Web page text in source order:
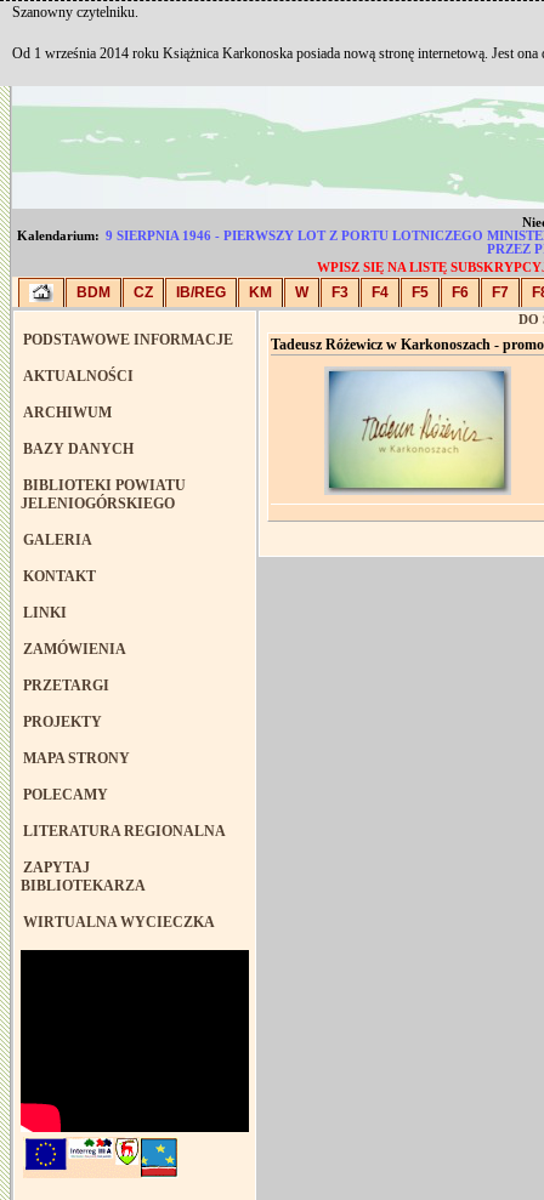
Kalendarium: 9 SIERPNIA 1946 - PIERWSZY LOT Z PORTU LOTNICZEGO
PRZEZ
WPISZ SIĘ NA LISTĘ
BDM CZ IB/REG KM W F3 F4 F5 F6 F7
PODSTAWOWE INFORMACJE
AKTUALNOŚCI
ARCHIWUM
BAZY DANYCH
BIBLIOTEKI POWIATU
JELENIOGÓRSKIEGO
GALERIA
KONTAKT
LINKI
ZAMÓWIENIA
PRZETARGI
PROJEKTY
MAPA STRONY
POLECAMY
LITERATURA REGIONALNA
ZAPYTAJ
BIBLIOTEKARZA
WIRTUALNA WYCIECZKA
DO
Tadeusz Różewicz w Karkonoszach -
Szanowny czytelniku.
Od 1 września 2014 roku Książnica Karkonoska posiada nową stronę internetową. Jest ona